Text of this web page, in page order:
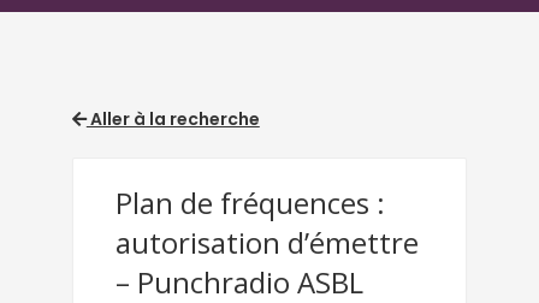
Aller à la recherche
Plan de fréquences :
autorisation d’émettre
– Punchradio ASBL